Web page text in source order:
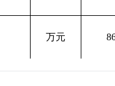
万元